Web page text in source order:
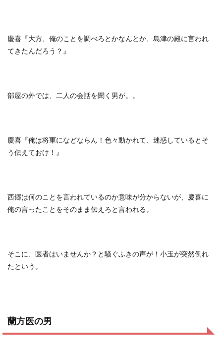
慶喜『大方、俺のことを調べろとかなんとか、島津の殿に言われ
てきたんだろう？』
部屋の外では、二人の会話を聞く男が。。
慶喜『俺は将軍になどならん！色々動かれて、迷惑しているとそ
う伝えておけ！』
西郷は何のことを言われているのか意味が分からないが、慶喜に
俺の言ったことをそのまま伝えろと言われる。
そこに、医者はいませんか？と騒ぐふきの声が！小玉が突然倒れ
たという。
蘭方医の男